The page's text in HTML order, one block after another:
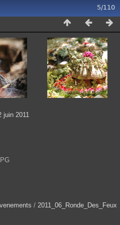
5/110
juin 2011
/ 2011_06_Ronde_Des_Feux